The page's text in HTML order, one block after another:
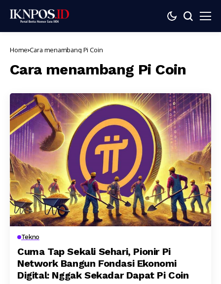
Home Cara menambang Pi Coin
Cara menambang Pi Coin
Tekno
Cuma Tap Sekali Sehari, Pionir Pi
Network Bangun Fondasi Ekonomi
Digital: Nggak Sekadar Dapat Pi Coin